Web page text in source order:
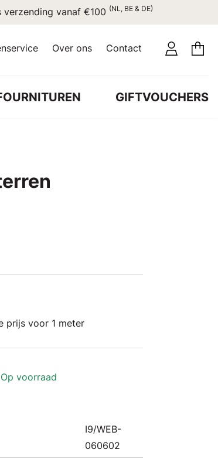
verzending vanaf €100 (NL, BE & DE)
Over ons Contact
GIFTVOUCHERS
prijs voor 1 meter
Op voorraad
I9/WEB-
060602